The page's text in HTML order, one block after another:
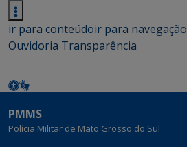
ir para conteúdoir para navegação
Ouvidoria Transparência
PMMS
Polícia Militar de Mato Grosso do Sul